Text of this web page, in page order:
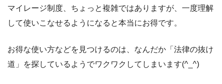
マイレージ制度、ちょっと複雑ではありますが、一度理解
して使いこなせるようになると本当にお得です。
お得な使い方などを見つけるのは、なんだか「法律の抜け
道」を探しているようでワクワクしてしまいます(^_^)